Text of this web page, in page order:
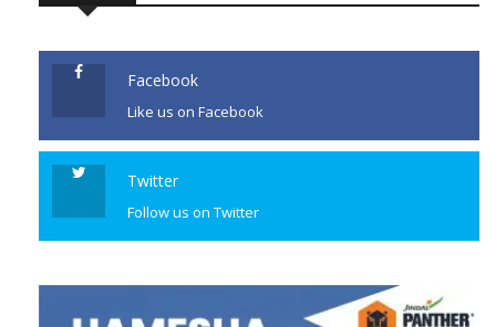
Facebook
Like us on Facebook
Twitter
Follow us on Twitter